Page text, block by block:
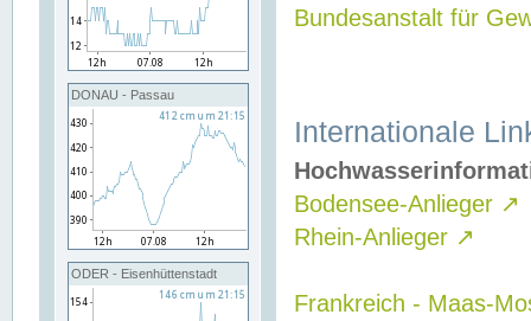
DONAU - Passau
ODER - Eisenhüttenstadt
Bundesanstalt für
Internationale
Bodensee-Anlieger ↗
Rhein-Anlieger ↗
Frankreich - Maas-